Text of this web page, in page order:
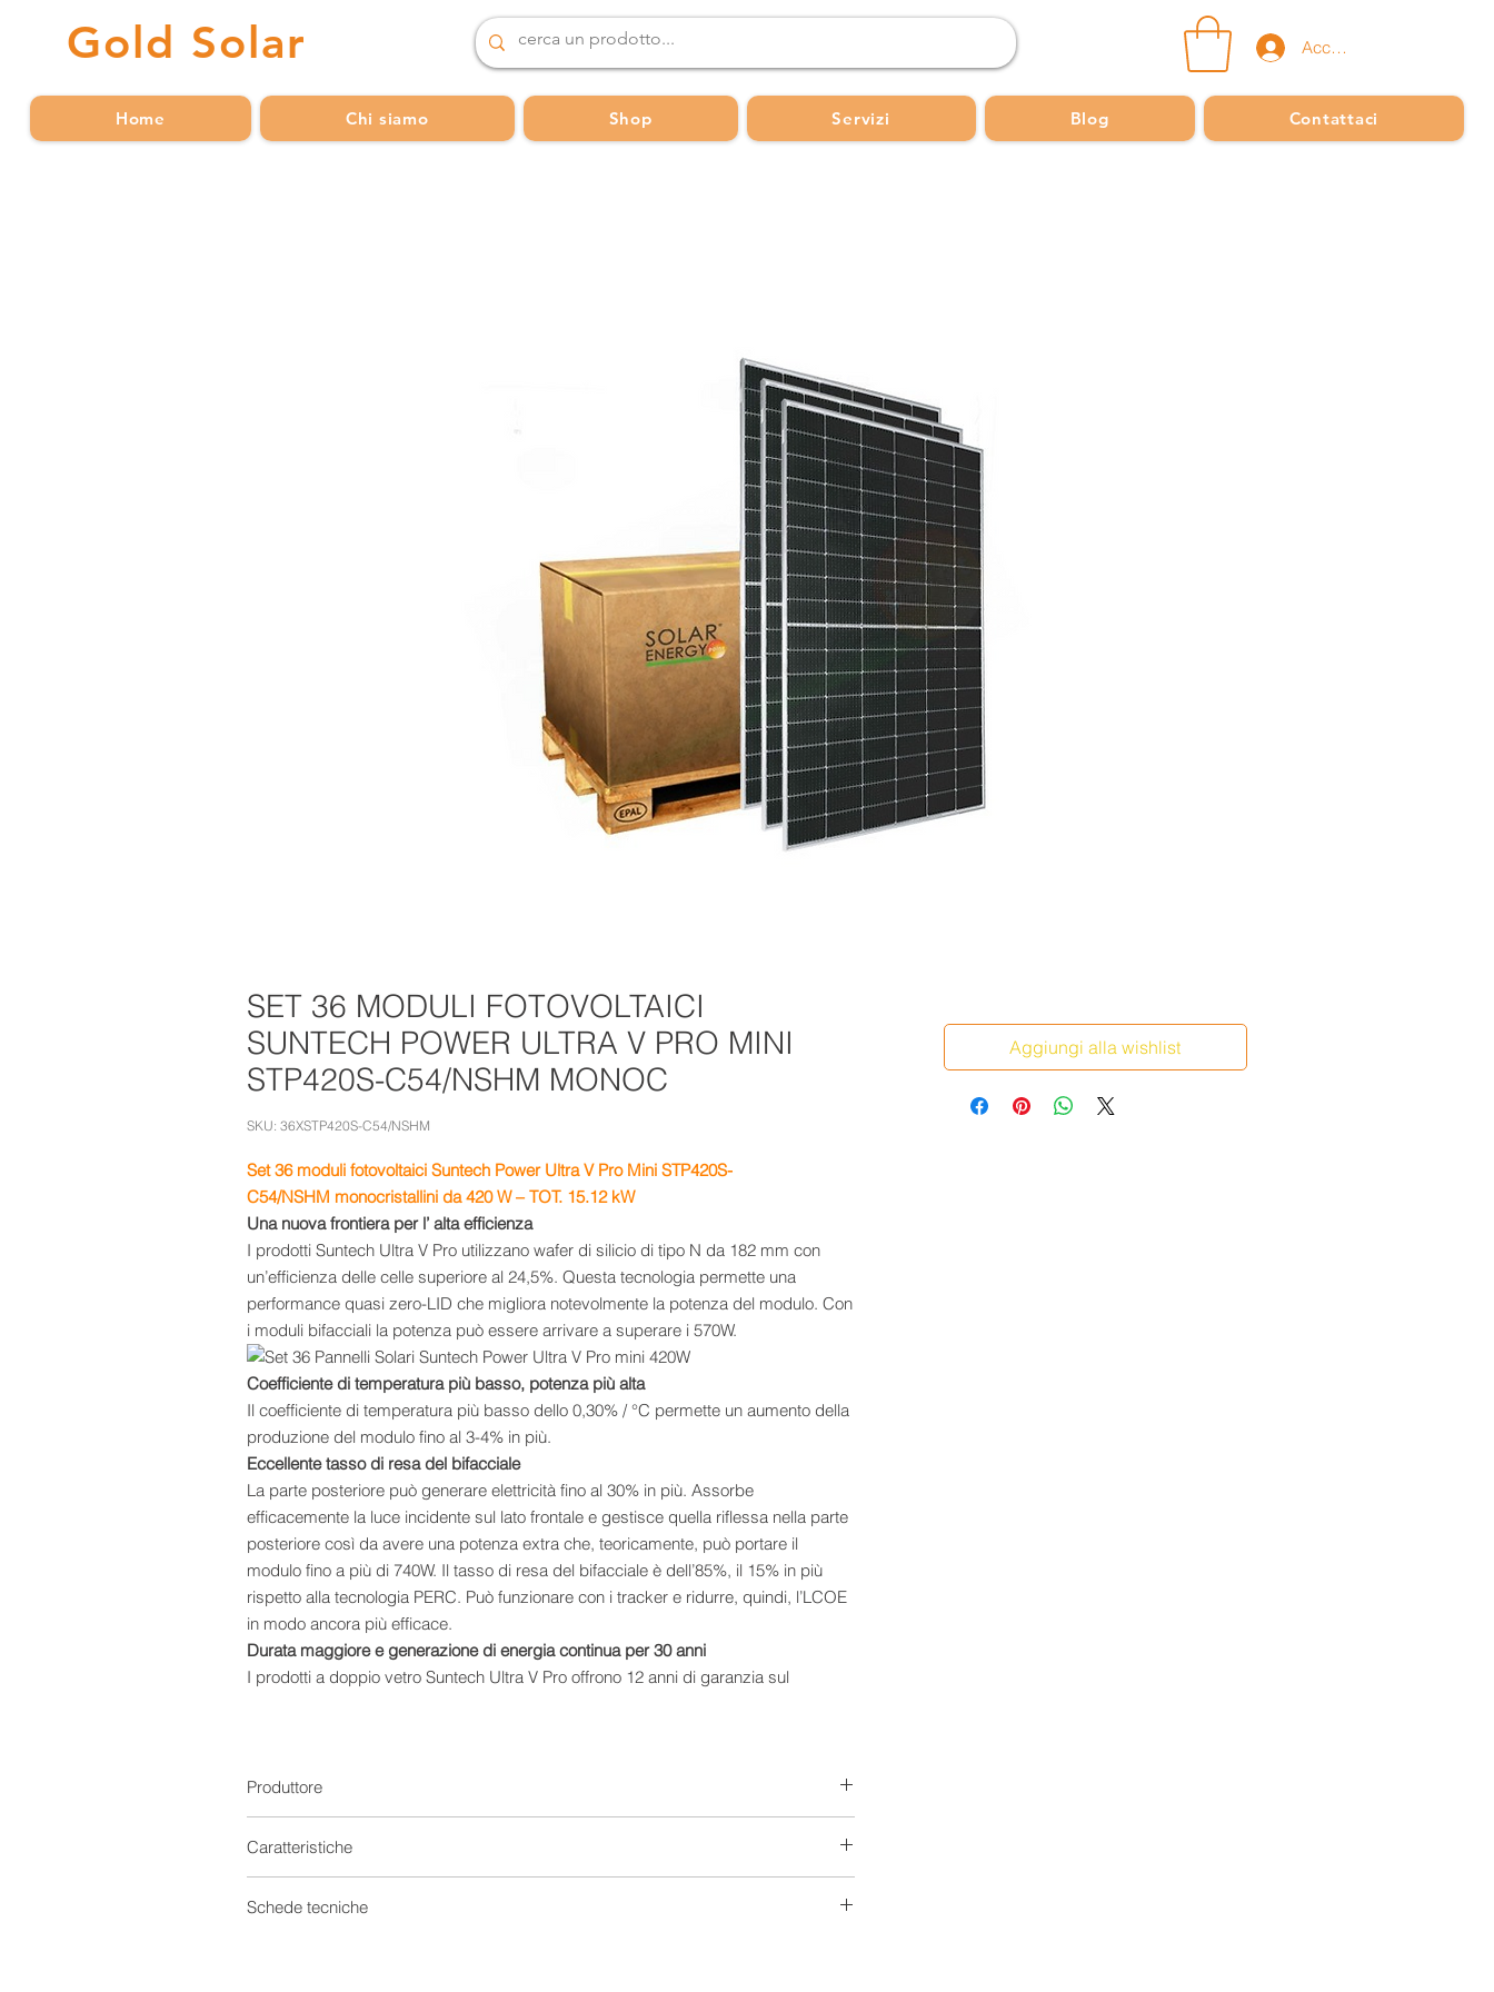
Gold Solar Accedi
Home Chi siamo Shop Servizi Blog Contattaci
SET 36 MODULI FOTOVOLTAICI
SUNTECH POWER ULTRA V PRO MINI
STP420S-C54/NSHM MONOC
SKU: 36XSTP420S-C54/NSHM
Set 36 moduli fotovoltaici Suntech Power Ultra V Pro Mini STP420S-
C54/NSHM monocristallini da 420 W – TOT. 15.12 kW
Una nuova frontiera per l’ alta efficienza
I prodotti Suntech Ultra V Pro utilizzano wafer di silicio di tipo N da 182 mm con
un’efficienza delle celle superiore al 24,5%. Questa tecnologia permette una
performance quasi zero-LID che migliora notevolmente la potenza del modulo. Con
i moduli bifacciali la potenza può essere arrivare a superare i 570W.
Coefficiente di temperatura più basso, potenza più alta
Il coefficiente di temperatura più basso dello 0,30% / °C permette un aumento della
produzione del modulo fino al 3-4% in più.
Eccellente tasso di resa del bifacciale
La parte posteriore può generare elettricità fino al 30% in più. Assorbe
efficacemente la luce incidente sul lato frontale e gestisce quella riflessa nella parte
posteriore così da avere una potenza extra che, teoricamente, può portare il
modulo fino a più di 740W. Il tasso di resa del bifacciale è dell’85%, il 15% in più
rispetto alla tecnologia PERC. Può funzionare con i tracker e ridurre, quindi, l’LCOE
in modo ancora più efficace.
Durata maggiore e generazione di energia continua per 30 anni
I prodotti a doppio vetro Suntech Ultra V Pro offrono 12 anni di garanzia sul
L’Ultra V Pro è la migliore soluzione per avere un prodotto compatto con alta
tecnologia PERC.
Produttore
Caratteristiche
Moduli fotovoltaici Set
Schede tecniche
Aggiungi alla wishlist